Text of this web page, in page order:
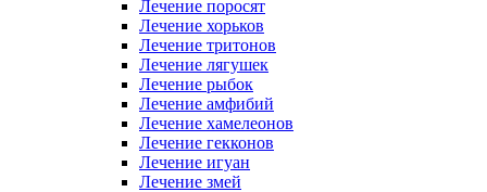
Лечение поросят
Лечение хорьков
Лечение тритонов
Лечение лягушек
Лечение рыбок
Лечение амфибий
Лечение хамелеонов
Лечение гекконов
Лечение игуан
Лечение змей